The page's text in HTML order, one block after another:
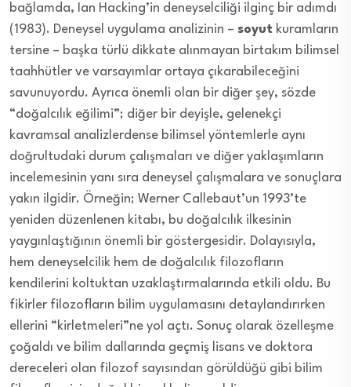
bağlamda, Ian Hacking’in deneyselciliği ilginç bir adımdı
(1983). Deneysel uygulama analizinin – soyut kuramların
tersine – başka türlü dikkate alınmayan birtakım bilimsel
taahhütler ve varsayımlar ortaya çıkarabileceğini
savunuyordu. Ayrıca önemli olan bir diğer şey, sözde
“doğalcılık eğilimi”; diğer bir deyişle, gelenekçi
kavramsal analizlerdense bilimsel yöntemlerle aynı
doğrultudaki durum çalışmaları ve diğer yaklaşımların
incelemesinin yanı sıra deneysel çalışmalara ve sonuçlara
yakın ilgidir. Örneğin; Werner Callebaut’un 1993’te
yeniden düzenlenen kitabı, bu doğalcılık ilkesinin
yaygınlaştığının önemli bir göstergesidir. Dolayısıyla,
hem deneyselcilik hem de doğalcılık filozofların
kendilerini koltuktan uzaklaştırmalarında etkili oldu. Bu
fikirler filozofların bilim uygulamasını detaylandırırken
ellerini “kirletmeleri”ne yol açtı. Sonuç olarak özelleşme
çoğaldı ve bilim dallarında geçmiş lisans ve doktora
dereceleri olan filozof sayısından görüldüğü gibi bilim